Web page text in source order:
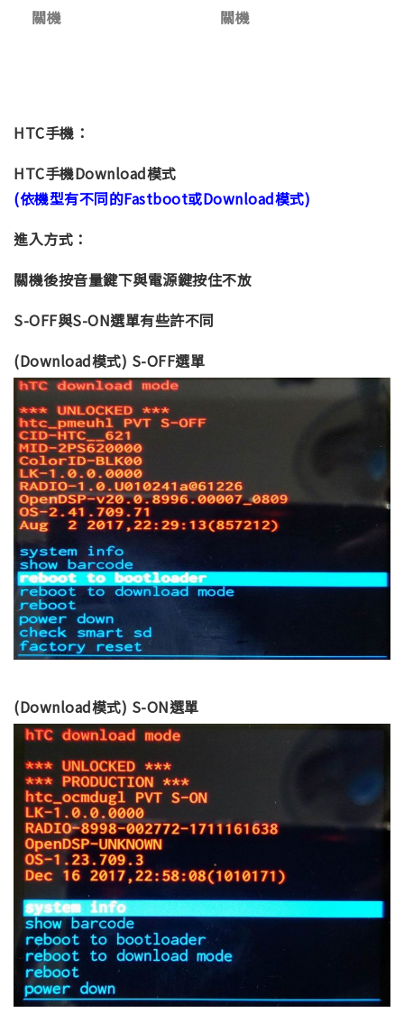
關機 關機
HTC手機：
HTC手機Download模式
(依機型有不同的Fastboot或Download模式)
進入方式：
關機後按音量鍵下與電源鍵按住不放
S-OFF與S-ON選單有些許不同
(Download模式) S-OFF選單
(Download模式) S-ON選單